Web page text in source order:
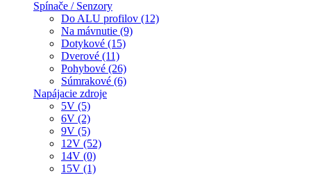
Spínače / Senzory
Do ALU profilov (12)
Na mávnutie (9)
Dotykové (15)
Dverové (11)
Pohybové (26)
Súmrakové (6)
Napájacie zdroje
5V (5)
6V (2)
9V (5)
12V (52)
14V (0)
15V (1)